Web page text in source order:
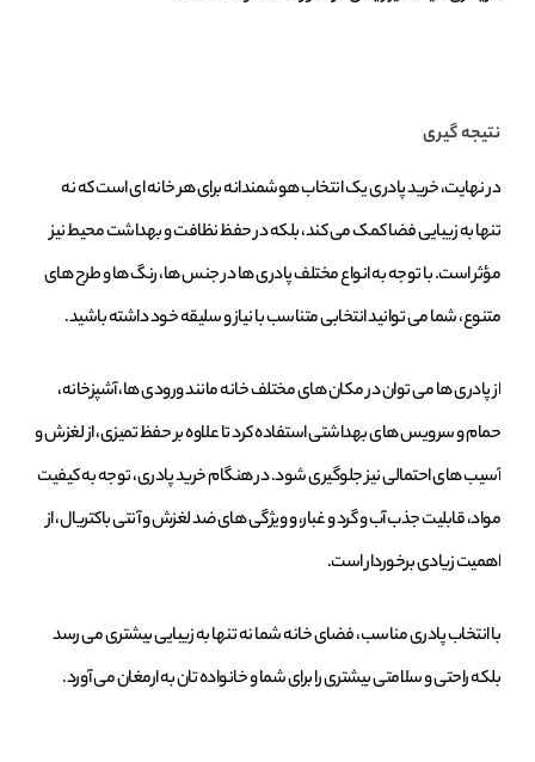
نتیجه ‌گیری
در نهایت، خرید پادری یک انتخاب هوشمندانه برای هر خانه ‌ای است که نه
تنها به زیبایی فضا کمک می ‌کند، بلکه در حفظ نظافت و بهداشت محیط نیز
مؤثر است. با توجه به انواع مختلف پادری ‌ها در جنس ‌ها، رنگ ‌ها و طرح ‌های
متنوع، شما می ‌توانید انتخابی متناسب با نیاز و سلیقه خود داشته باشید.
از پادری ‌ها می ‌توان در مکان ‌های مختلف خانه مانند ورودی ‌ها، آشپزخانه،
حمام و سرویس ‌های بهداشتی استفاده کرد تا علاوه بر حفظ تمیزی، از لغزش و
آسیب ‌های احتمالی نیز جلوگیری شود. در هنگام خرید پادری، توجه به کیفیت
مواد، قابلیت جذب آب و گرد و غبار، و ویژگی‌ های ضد لغزش و آنتی باکتریال، از
اهمیت زیادی برخوردار است.
با انتخاب پادری مناسب، فضای خانه شما نه تنها به زیبایی بیشتری می ‌رسد
بلکه راحتی و سلامتی بیشتری را برای شما و خانواده ‌تان به ارمغان می‌ آورد.